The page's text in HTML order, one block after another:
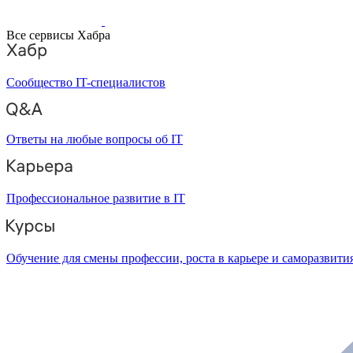
Все сервисы Хабра
Сообщество IT-специалистов
Ответы на любые вопросы об IT
Профессиональное развитие в IT
Обучение для смены профессии, роста в карьере и